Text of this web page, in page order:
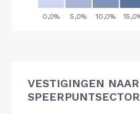
VESTIGINGEN NAAR
SPEERPUNTSECTOR